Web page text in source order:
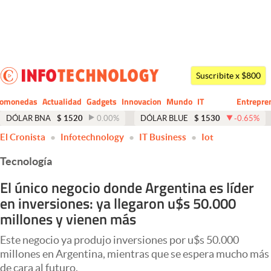
Dólar
Economía y Política
Finanzas y Mercados
Mercados Online
Negocios
Columnistas
Apertura
Suscribite x $800
Actualidad Gadgets Innovacion Mundo
CIO
IT
Business
DÓLAR BNA $ 1520 0.00% DÓLAR BLUE $ 1530 -0.65%
El Cronista Infotechnology IT Business Iot
Tecnología
El único negocio donde Argentina es líder
en inversiones: ya llegaron u$s 50.000
millones y vienen más
Este negocio ya produjo inversiones por u$s 50.000
millones en Argentina, mientras que se espera mucho más
de cara al futuro.